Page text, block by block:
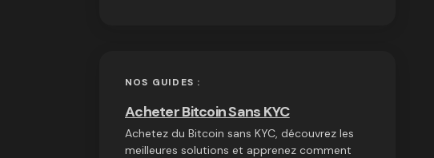
NOS GUIDES :
Acheter Bitcoin Sans KYC
Achetez du Bitcoin sans KYC, découvrez les
meilleures solutions et apprenez comment